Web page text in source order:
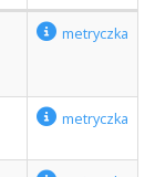
metryczka
metryczka